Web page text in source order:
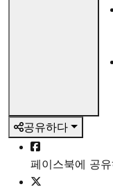
공유하다
페이스북에 공유